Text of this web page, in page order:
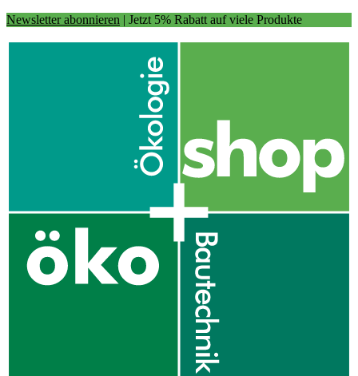
Newsletter abonnieren | Jetzt 5% Rabatt auf viele Produkte